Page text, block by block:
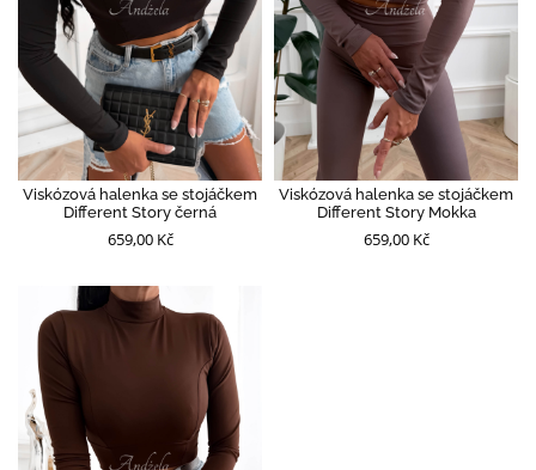
Viskózová halenka se stojáčkem
Different Story černá
659,00 Kč
Viskózová halenka se stojáčkem
Different Story Mokka
659,00 Kč